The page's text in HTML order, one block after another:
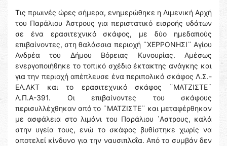
Τις πρωινές ώρες σήμερα, ενημερώθηκε η Λιμενική Αρχή
του Παράλιου Άστρους για περιστατικό εισροής υδάτων
σε ένα ερασιτεχνικό σκάφος, με δύο ημεδαπούς
επιβαίνοντες, στη θαλάσσια περιοχή ¨ΧΕΡΡΟΝΗΣΙ¨ Αγίου
Ανδρέα του Δήμου Βόρειας Κυνουρίας. Αμέσως
ενεργοποιήθηκε το τοπικό σχέδιο έκτακτης ανάγκης και
για την περιοχή απέπλευσε ένα περιπολικό σκάφος Λ.Σ.-
ΕΛ.ΑΚΤ και το ερασιτεχνικό σκάφος ¨ΜΑΤΖΙΣΤΕ¨
Λ.Π.Α-391. Οι επιβαίνοντες του σκάφους
περισυλλέχθηκαν από το ¨ΜΑΤΖΙΣΤΕ¨ και μεταφέρθηκαν
με ασφάλεια στο λιμάνι του Παράλιου ΄Αστρους, καλά
στην υγεία τους, ενώ το σκάφος βυθίστηκε χωρίς να
αποτελεί κίνδυνο για την ναυσιπλοΐα. Από το συμβάν δεν